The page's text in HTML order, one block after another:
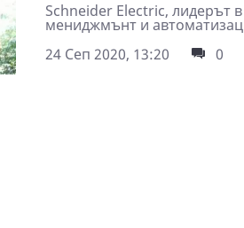
Schneider Electric, лидерът
мениджмънт и
24 Сеп 2020, 13:20
0